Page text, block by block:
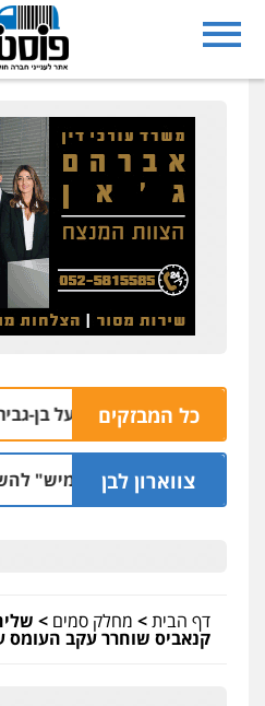
כל המבזקים
לאחר ואיים על בן-גביר, צבי
צווארון לבן
תובעת מ"חלמיש" להשיב לידיה כ-1,300 דירות שנבנו
דף הבית> מחלק סמים >
קנאביס שוחרר עקב העומס